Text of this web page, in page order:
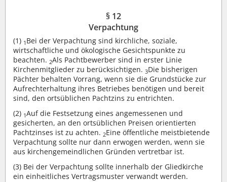
§ 12
Verpachtung
(1) 1 Bei der Verpachtung sind kirchliche, soziale,
wirtschaftliche und ökologische Gesichtspunkte zu
beachten. 2Als Pachtbewerber sind in erster Linie
Kirchenmitglieder zu berücksichtigen. 3Die bisherigen
Pächter behalten Vorrang, wenn sie die Grundstücke zur
Aufrechterhaltung ihres Betriebes benötigen und bereit
sind, den ortsüblichen Pachtzins zu entrichten.
(2) 1Auf die Festsetzung eines angemessenen und
gesicherten, an den ortsüblichen Preisen orientierten
Pachtzinses ist zu achten. 2Eine öffentliche meistbietende
Verpachtung sollte nur dann erwogen werden, wenn sie
aus kirchengemeindlichen Gründen vertretbar ist.
(3) Bei der Verpachtung sollte innerhalb der Gliedkirche
ein einheitliches Vertragsmuster verwandt werden.